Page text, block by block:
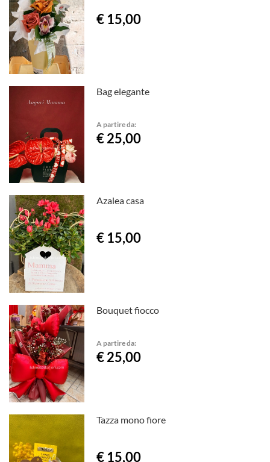
€ 15,00
Bag elegante
A partire da:
€ 25,00
Azalea casa
€ 15,00
Bouquet fiocco
A partire da:
€ 25,00
Tazza mono fiore
€ 15,00